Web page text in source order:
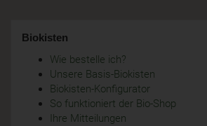
Biokisten
Wie bestelle ich?
Unsere Basis-Biokisten
Biokisten-Konfigurator
So funktioniert der Bio-Shop
Ihre Mitteilungen